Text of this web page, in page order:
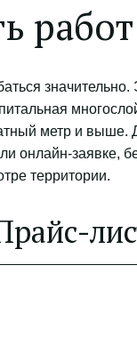
метр и выше.
онлайн-заявке,
территории.